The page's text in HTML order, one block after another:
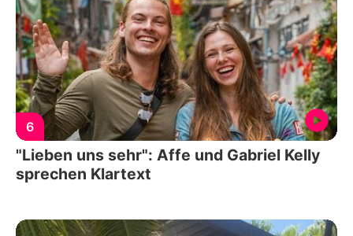
6
"Lieben uns sehr": Affe und Gabriel Kelly
sprechen Klartext